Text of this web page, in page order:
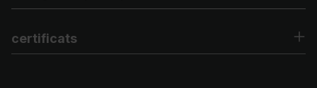
certificats